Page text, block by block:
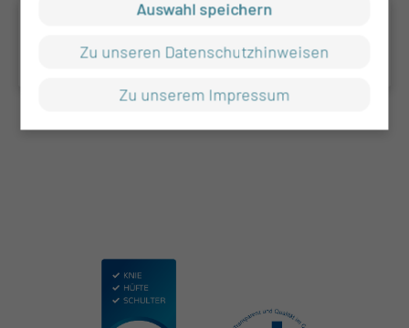
Facharztweiterbildung
Anästhesiologie
Auswahl speichern
Zu unseren Datenschutzhinweisen
Zu unserem Impressum